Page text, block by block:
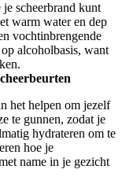
scheerbrand kunt
warm water en dep
vochtinbrengende
alcoholbasis, want
het helpen om jezelf
te gunnen, zodat je
hydrateren om te
hoe je
name in je gezicht